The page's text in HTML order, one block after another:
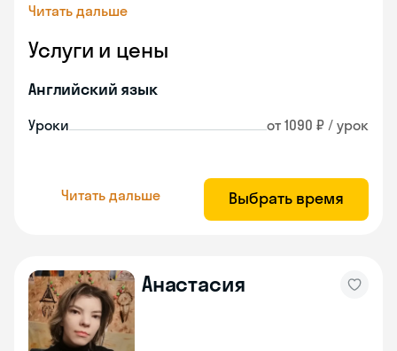
Читать дальше
Услуги и цены
Английский язык
Уроки от 1090 ₽ / урок
Читать дальше Выбрать время
Анастасия